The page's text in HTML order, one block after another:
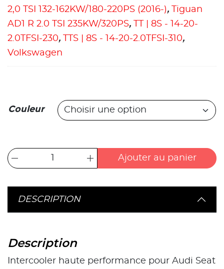
2,0 TSI 132-162KW/180-220PS (2016-),
Tiguan
AD1 R 2.0 TSI 235KW/320PS,
TT | 8S - 14-20-
2.0TFSI-230, TTS | 8S - 14-20-2.0TFSI-310,
Volkswagen
Couleur
Ajouter au panier
DESCRIPTION
Description
Intercooler haute performance pour Audi Seat